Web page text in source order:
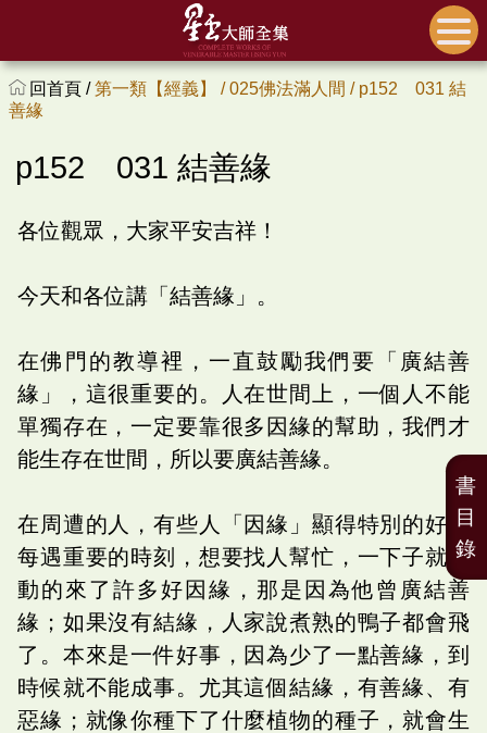
回首頁 /第一類【經義】 /025佛法滿人間 / p152 031 結
善緣
p152 031 結善緣
各位觀眾，大家平安吉祥！
今天和各位講「結善緣」。
在佛門的教導裡，一直鼓勵我們要「廣結善
緣」，這很重要的。人在世間上，一個人不能
單獨存在，一定要靠很多因緣的幫助，我們才
能生存在世間，所以要廣結善緣。
在周遭的人，有些人「因緣」顯得特別的好，
每遇重要的時刻，想要找人幫忙，一下子就自
動的來了許多好因緣，那是因為他曾廣結善
緣；如果沒有結緣，人家說煮熟的鴨子都會飛
了。本來是一件好事，因為少了一點善緣，到
時候就不能成事。尤其這個結緣，有善緣、有
惡緣；就像你種下了什麼植物的種子，就會生
書
目
錄